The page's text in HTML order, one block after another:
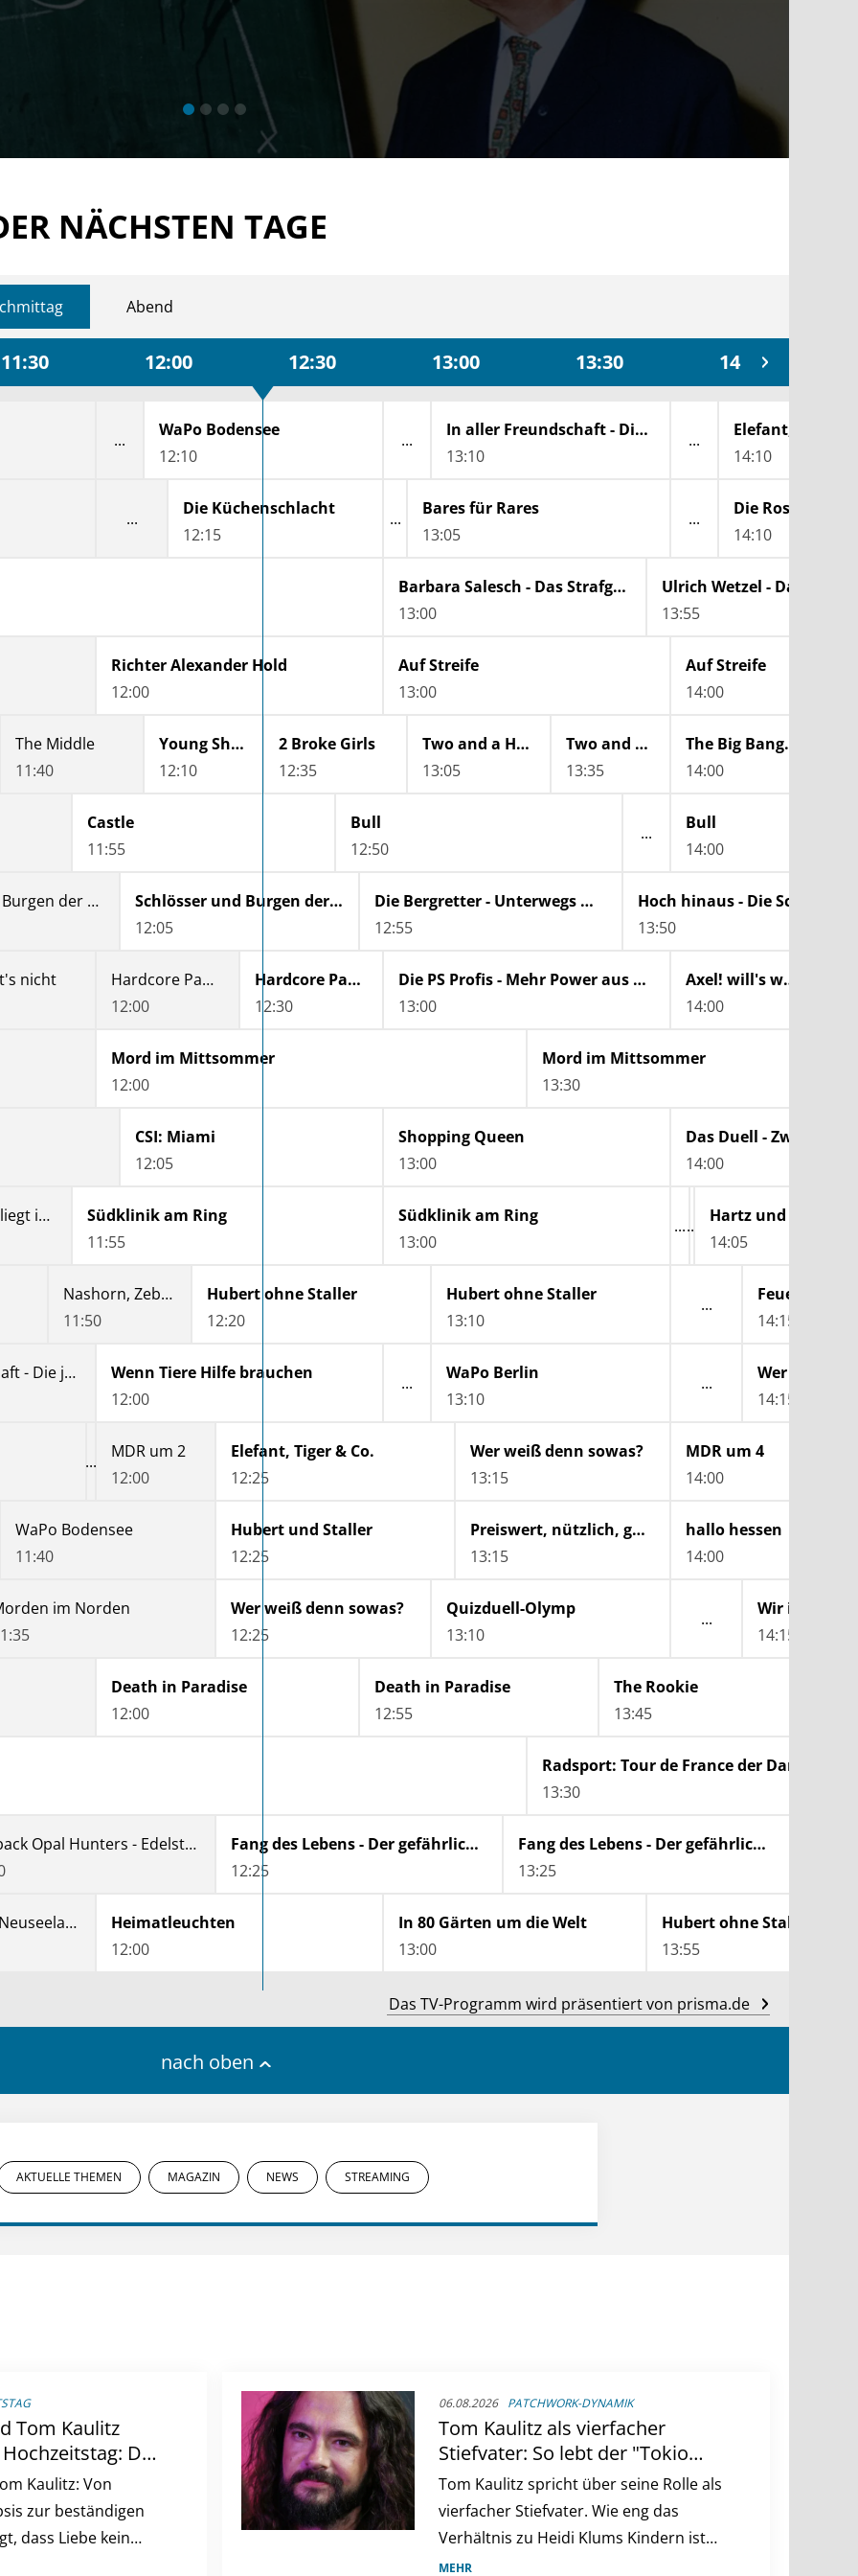
NÄCHSTEN TAGE
Abend
11:30 12:00 12:30 13:00 13:30 14:00
WaPo Bodensee
12:10
In aller Freundschaft - Die jungen Ärzte
13:10
Elefant, Tiger &
14:10
Die Küchenschlacht
12:15
Bares für Rares
13:05
Die Rosenheim-
14:10
Barbara Salesch - Das Strafgericht
13:00
Ulrich Wetzel - Das
13:55
Richter Alexander Hold
12:00
Auf Streife
13:00
Auf Streife
14:00
The Middle
11:40
Young Sheldon
12:10
2 Broke Girls
12:35
Two and a Half Men
13:05
Two and a Half Men
13:35
The Big Bang Theory
14:00
Castle
11:55
Bull
12:50
Bull
14:00
Schlösser und Burgen der Schweiz
Schlösser und Burgen der Schweiz
12:05
Die Bergretter - Unterwegs mit der Air-Glacier
12:55
13:50
nicht
Hardcore Pawn Chicago
12:00
Hardcore Pawn Chicago
12:30
Die PS Profis - Mehr Power aus dem Pott
13:00
Axel! will's wissen
14:00
Mord im Mittsommer
12:00
Mord im Mittsommer
13:30
CSI: Miami
12:05
Shopping Queen
13:00
14:00
Der Trödeltrupp - Das Geld liegt im Keller
Südklinik am Ring
11:55
Südklinik am Ring
13:00
14:05
Nashorn, Zebra & Co.
11:50
Hubert ohne Staller
12:20
Hubert ohne Staller
13:10
Feuer &
14:15
In aller Freundschaft - Die jungen Ärzte
Wenn Tiere Hilfe brauchen
12:00
WaPo Berlin
13:10
Wer weiß
14:15
MDR um 2
12:00
Elefant, Tiger & Co.
12:25
Wer weiß denn sowas?
13:15
MDR um 4
14:00
WaPo Bodensee
11:40
Hubert und Staller
12:25
Preiswert, nützlich, gut?
13:15
hallo hessen
14:00
im Norden
Wer weiß denn sowas?
12:25
Quizduell-Olymp
13:10
Wir in
14:15
Death in Paradise
12:00
Death in Paradise
12:55
The Rookie
13:45
Radsport: Tour de France der Damen
13:30
Outback Opal Hunters - Edelsteinjagd in Australien
Fang des Lebens - Der gefährlichste Job Alaskas
12:25
Fang des Lebens - Der gefährlichste Job Alaskas
13:25
Terra Mater - Wildes Neuseeland
Heimatleuchten
12:00
In 80 Gärten um die Welt
13:00
Hubert ohne Staller
13:55
Das TV-Programm wird präsentiert von prisma.de
nach oben
AKTUELLE THEMEN MAGAZIN NEWS STREAMING
Tom Kaulitz
Das
Kaulitz: Von
zur beständigen
dass Liebe kein
und alle Zweifel
06.08.2026 PATCHWORK-DYNAMIK
Tom Kaulitz als vierfacher
Stiefvater: So lebt der "Tokio
Hotel"-Star mit Heidi Klums
Kindern
Tom Kaulitz spricht über seine Rolle als
vierfacher Stiefvater. Wie eng das
Verhältnis zu Heidi Klums Kindern ist
und warum eigener Nachwuchs kein
MEHR